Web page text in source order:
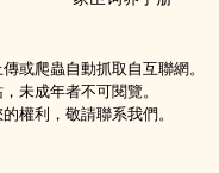
或爬蟲自動抓取自互聯網。
未成年者不可閱覽。
權利，敬請聯系我們。